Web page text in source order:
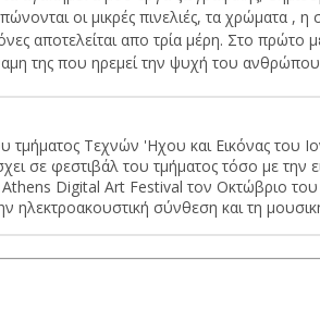
οι μικρές πινελιές, τα χρώματα ,
αποτελείται απο τρία μέρη. Στο πρώτο
της που ηρεμεί την ψυχή του
τμήματος Τεχνών 'Ηχου και Εικόνας του
σε φεστιβάλ του τμήματος τόσο με την
Digital Art Festival τον Οκτώβριο
ηλεκτροακουστική σύνθεση και τη